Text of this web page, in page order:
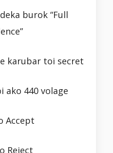
burok “Full
karubar toi secret
ako 440 volage
Accept
Reject